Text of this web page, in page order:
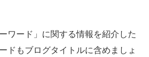
ワード」に関する情報を紹介した
ドもブログタイトルに含めましょ